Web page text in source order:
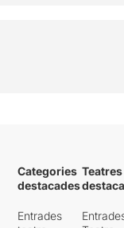
Categories
destacades
Entrades
Teatres